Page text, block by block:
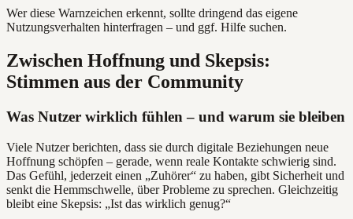
Wer diese Warnzeichen erkennt, sollte dringend das eigene
Nutzungsverhalten hinterfragen – und ggf. Hilfe suchen.
Zwischen Hoffnung und Skepsis:
Stimmen aus der Community
Was Nutzer wirklich fühlen – und warum sie bleiben
Viele Nutzer berichten, dass sie durch digitale Beziehungen neue
Hoffnung schöpfen – gerade, wenn reale Kontakte schwierig sind.
Das Gefühl, jederzeit einen „Zuhörer“ zu haben, gibt Sicherheit und
senkt die Hemmschwelle, über Probleme zu sprechen. Gleichzeitig
bleibt eine Skepsis: „Ist das wirklich genug?“